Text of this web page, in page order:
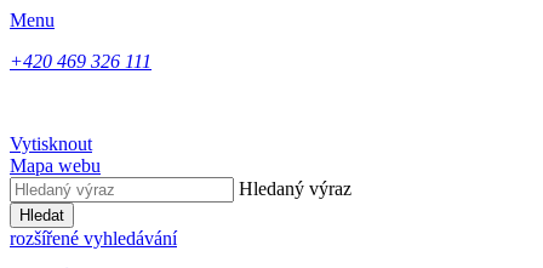
Menu
+420 469 326 111
Vytisknout
Mapa webu
Hledaný výraz
Hledat
rozšířené vyhledávání